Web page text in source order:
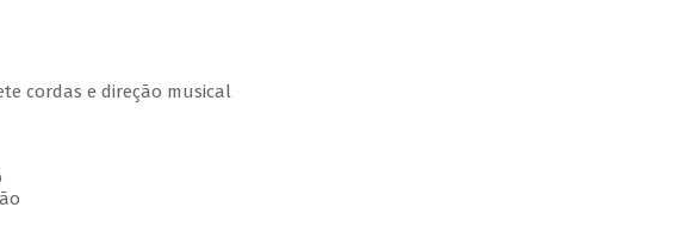
cordas e direção musical